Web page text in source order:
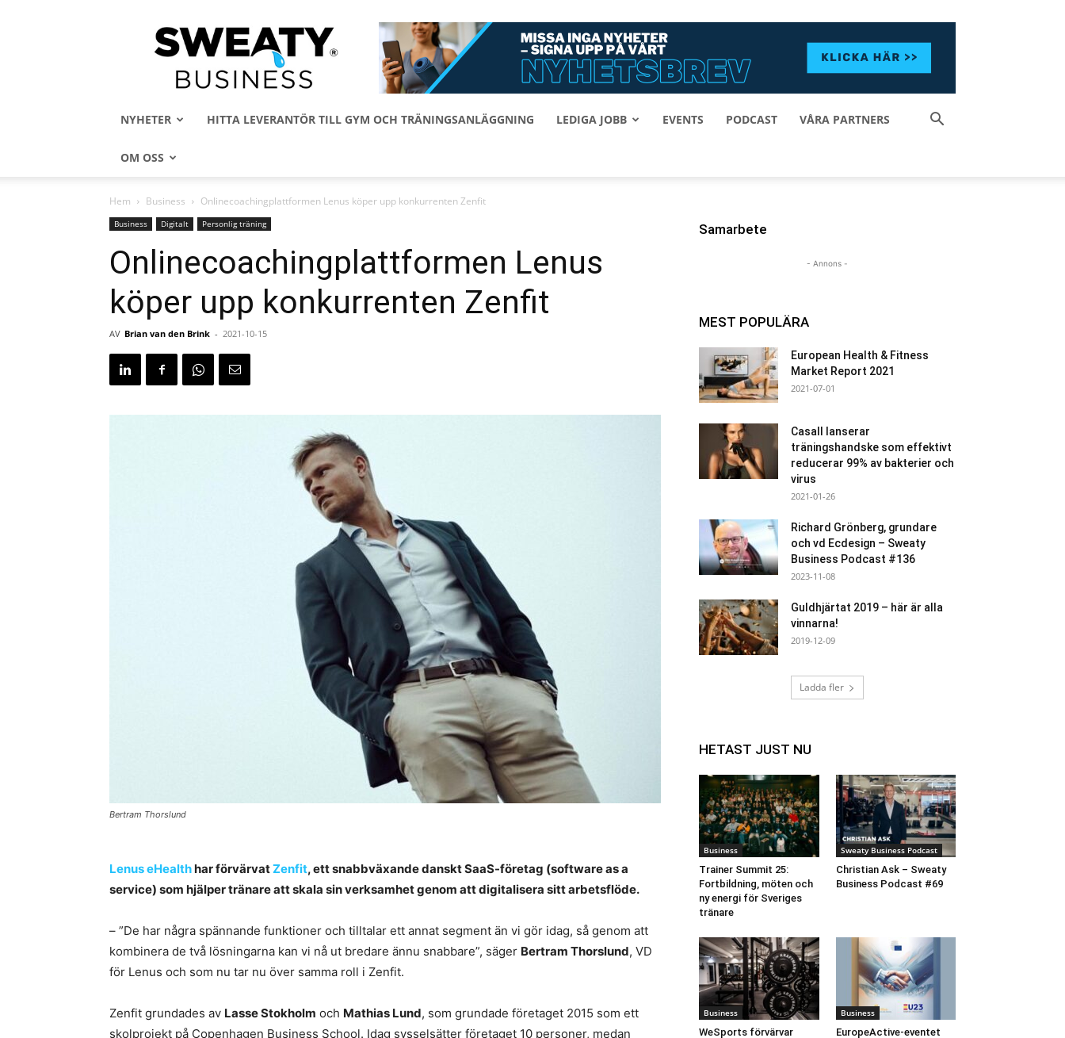
Sweaty
Business
NYHETER HITTA LEVERANTÖR TILL GYM OCH TRÄNINGSANLÄGGNING LEDIGA JOBB EVENTS PODCAST VÅRA PARTNERS
OM OSS
Hem Business Onlinecoachingplattformen Lenus köper upp konkurrenten Zenfit
Business Digitalt Personlig träning
Onlinecoachingplattformen Lenus
köper upp konkurrenten Zenfit
AV Brian van den Brink - 2021-10-15
Bertram Thorslund
Lenus eHealthhar förvärvatZenfit, ett snabbväxande danskt SaaS-företag (software as a
service) som hjälper tränare att skala sin verksamhet genom att digitalisera sitt arbetsflöde.
– ”De har några spännande funktioner och tilltalar ett annat segment än vi gör idag, så genom att
kombinera de två lösningarna kan vi nå ut bredare ännu snabbare”, säger Bertram Thorslund, VD
för Lenus och som nu tar nu över samma roll i Zenfit.
Zenfit grundades av Lasse Stokholm och Mathias Lund, som grundade företaget 2015 som ett
skolprojekt på Copenhagen Business School. Idag sysselsätter företaget 10 personer, medan
Samarbete
- Annons -
MEST POPULÄRA
European Health & Fitness
Market Report 2021
2021-07-01
Casall lanserar
träningshandske som effektivt
reducerar 99% av bakterier och
virus
2021-01-26
Richard Grönberg, grundare
och vd Ecdesign – Sweaty
Business Podcast #136
2023-11-08
Guldhjärtat 2019 – här är alla
vinnarna!
2019-12-09
Ladda fler
HETAST JUST NU
Business
Trainer Summit 25:
Fortbildning, möten och
ny energi för Sveriges
tränare
Sweaty Business Podcast
Christian Ask – Sweaty
Business Podcast #69
Business
WeSports förvärvar
Business
EuropeActive-eventet